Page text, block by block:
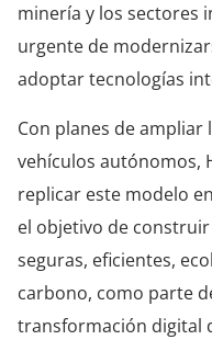
minería y los sectores
urgente de
adoptar tecnologías
Con planes de ampliar
vehículos autónomos,
replicar este modelo
el objetivo de
seguras, eficientes,
carbono, como parte
transformación digital